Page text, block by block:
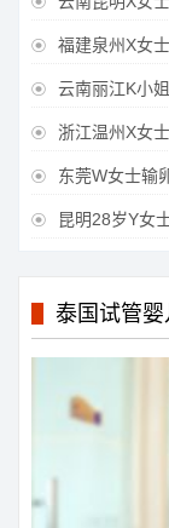
 福建泉州X女
 云南丽江K小
 浙江温州X女
 东莞W女士输
 昆明28岁Y女
泰国试管